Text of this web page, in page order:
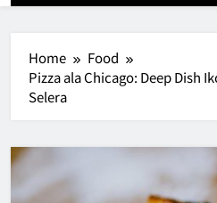
Home
Food
Pizza ala Chicago: Deep Dish
Selera